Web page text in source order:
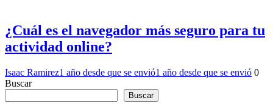
¿Cuál es el navegador más seguro para tu
actividad online?
Isaac Ramirez1 año desde que se envió1 año desde que se envió 0
Buscar
Buscar